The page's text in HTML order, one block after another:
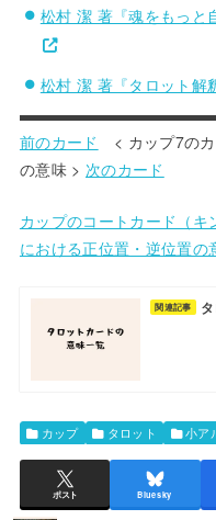
松村 潔 著『魂をもっと
松村 潔 著『タロット解
前のカード
< カップ7の
の意味 > 次のカード
カップのコートカード（キ
における正位置・逆位置の
関連記事
カップ タロット 小ア
ポスト Bluesky